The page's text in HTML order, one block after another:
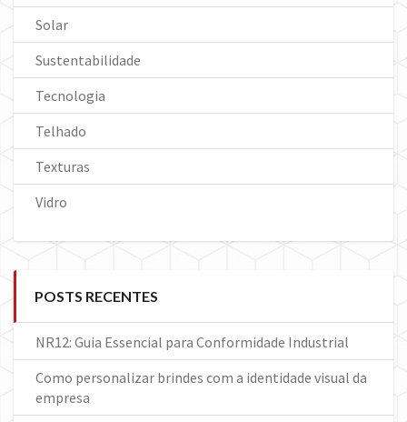
Solar
Sustentabilidade
Tecnologia
Telhado
Texturas
Vidro
POSTS RECENTES
NR12: Guia Essencial para Conformidade Industrial
Como personalizar brindes com a identidade visual da
empresa